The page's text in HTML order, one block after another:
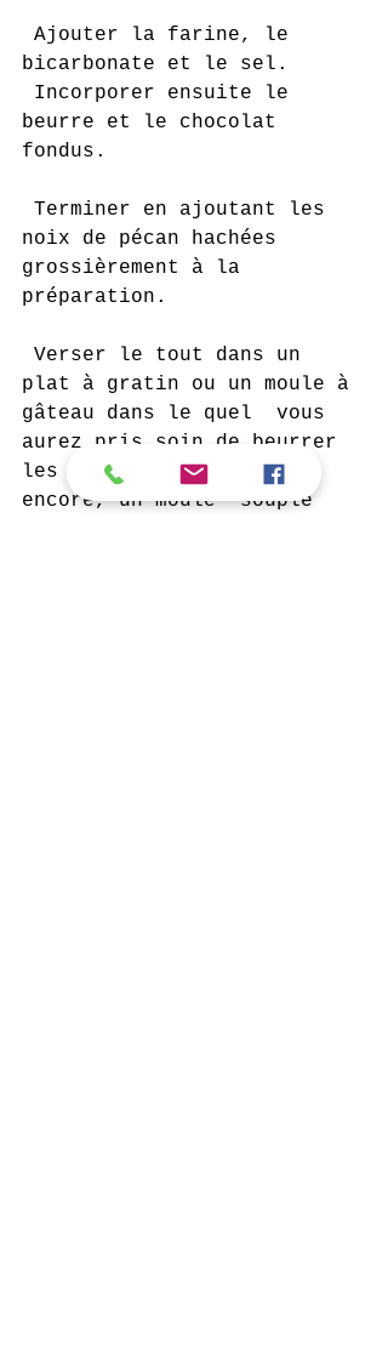
bicarbonate et le sel.
beurre et le chocolat
fondus.
noix de pécan hachées
grossièrement à la
préparation.
plat à gratin ou un moule à
gâteau dans le quel  vous
aurez pris soin de beurrer
les paroies (ou mieux
encore, un moule  souple